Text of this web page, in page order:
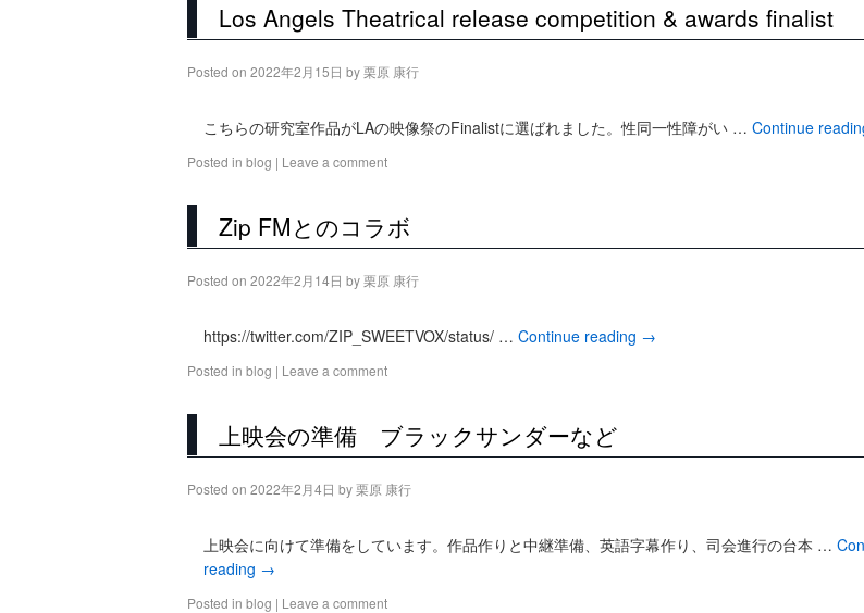
Los Angels Theatrical release competition & awards finalist
Posted on 2022年2月15日 by栗原 康行
こちらの研究室作品がLAの映像祭のFinalistに選ばれました。性同一性障がい … Continue
Posted in blog | Leave a comment
Zip FMとのコラボ
Posted on 2022年2月14日 by栗原 康行
https://twitter.com/ZIP_SWEETVOX/status/ … Continue reading →
Posted in blog | Leave a comment
上映会の準備 ブラックサンダーなど
Posted on 2022年2月4日 by栗原 康行
上映会に向けて準備をしています。作品作りと中継準備、英語字幕作り、司会進行の台本 …
reading →
Posted in blog | Leave a comment